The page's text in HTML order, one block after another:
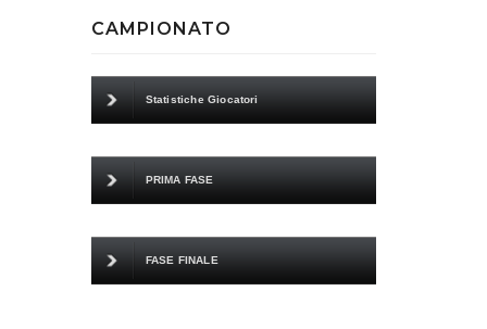
CAMPIONATO
Statistiche Giocatori
PRIMA FASE
FASE FINALE